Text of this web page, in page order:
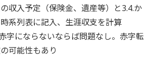
収入予定（保険金、遺産等）と3.4.か
系列表に記入、生涯収支を計算
字にならないならば問題なし。赤字転
可能性もあり